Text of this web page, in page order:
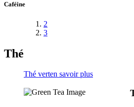
Caféine
2
3
Thé
Thé verten savoir plus